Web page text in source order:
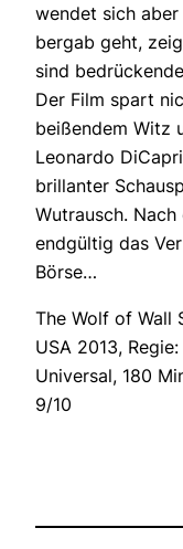
wendet sich
bergab geht,
sind
Der Film spart
beißendem Witz
Leonardo
brillanter
Wutrausch.
endgültig das
Börse…
The Wolf of Wall
USA 2013,
Universal, 180
9/10